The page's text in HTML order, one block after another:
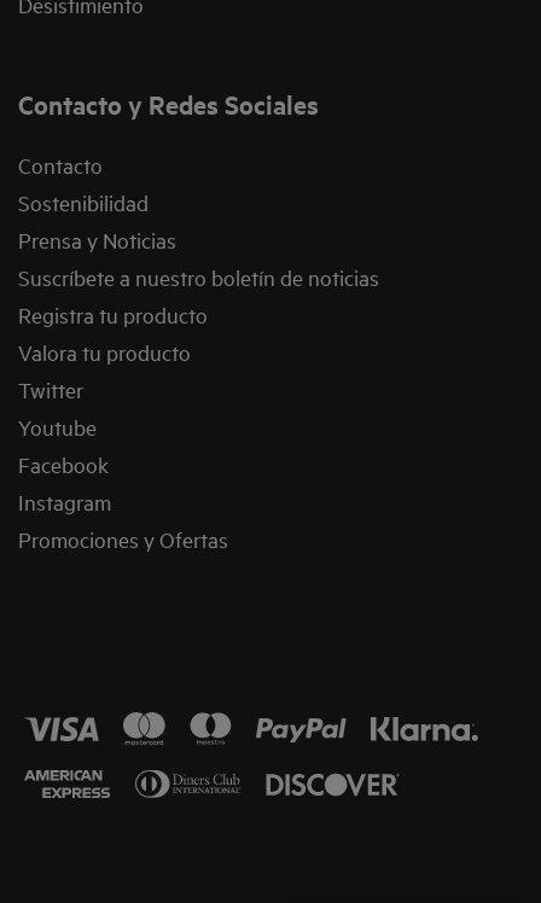
Contacto y Redes Sociales
Contacto
Sostenibilidad
Prensa y Noticias
Suscríbete a nuestro boletín de noticias
Registra tu producto
Valora tu producto
Twitter
Youtube
Facebook
Instagram
Promociones y Ofertas